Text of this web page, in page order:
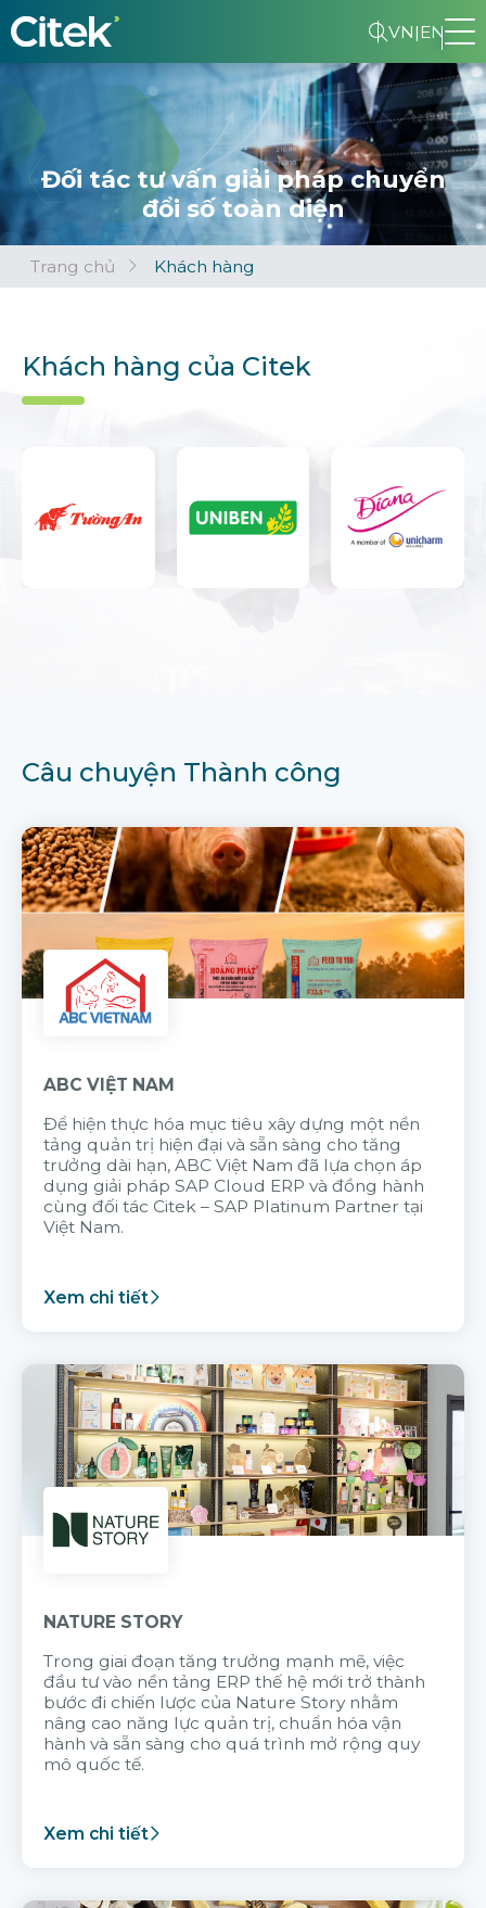
VN|EN
Đối tác tư vấn giải pháp chuyển
đổi số toàn diện
Trang chủ Khách hàng
Khách hàng của Citek
Câu chuyện Thành công
ABC VIỆT NAM
Để hiện thực hóa mục tiêu xây dựng một nền
tảng quản trị hiện đại và sẵn sàng cho tăng
trưởng dài hạn, ABC Việt Nam đã lựa chọn áp
dụng giải pháp SAP Cloud ERP và đồng hành
cùng đối tác Citek – SAP Platinum Partner tại
Việt Nam.
Xem chi tiết
NATURE STORY
Trong giai đoạn tăng trưởng mạnh mẽ, việc
đầu tư vào nền tảng ERP thế hệ mới trở thành
bước đi chiến lược của Nature Story nhằm
nâng cao năng lực quản trị, chuẩn hóa vận
hành và sẵn sàng cho quá trình mở rộng quy
mô quốc tế.
Xem chi tiết